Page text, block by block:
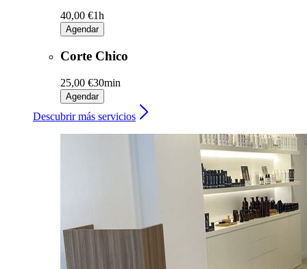
40,00 €1h
Agendar
Corte Chico
25,00 €30min
Agendar
Descubrir más servicios